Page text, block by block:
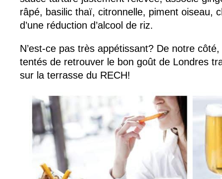
râpé, basilic thaï, citronnelle, piment oiseau,
d’une réduction d’alcool de riz.
N’est-ce pas très appétissant? De notre
tentés de retrouver le bon goût de Londres
sur la terrasse du RECH!